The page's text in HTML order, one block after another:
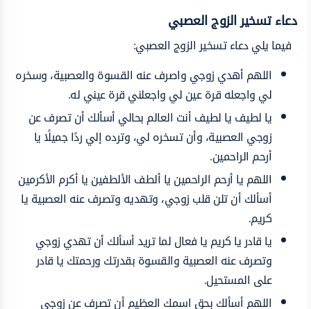
دعاء تسخير الزوج العصبي
فيما يلي دعاء تسخير الزوج العصبي:
اللهم أهدي زوجي واصرف عنه القسوة والعصبية، وسخره
لي واجعله قرة عين لي واجعلني قرة عيني له.
يا لطيف يا لطيف أنت العالم بحالي أسألك أن تصرف عن
زوجي العصبية، وأن تسخره لي، وترده إلي ردًا جميلًا يا
أرحم الراحمين.
اللهم يا أرحم الراحمين يا ألطف الألطفين يا أكرم الأكرمين
أسألك أن تلن قلب زوجي، وتهديه وتصرف عنه العصبية يا
كريم.
يا قادر يا كريم يا فعال لما تريد أسألك أن تهدي زوجي
وتصرف عنه العصبية والقسوة بقدرتك ورحمتك يا قادر
على المستحيل.
اللهم أسألك بحق اسمك العظيم أن تصرف عن زوجي